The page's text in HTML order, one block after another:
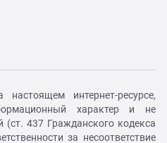
интернет-ресурсе,
характер и не
(ст. 437 Гражданского кодекса
за несоответствие